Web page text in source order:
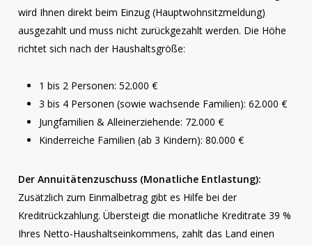
wird Ihnen direkt beim Einzug (Hauptwohnsitzmeldung)
ausgezahlt und muss nicht zurückgezahlt werden. Die Höhe
richtet sich nach der Haushaltsgröße:
1 bis 2 Personen: 52.000 €
3 bis 4 Personen (sowie wachsende Familien): 62.000 €
Jungfamilien & Alleinerziehende: 72.000 €
Kinderreiche Familien (ab 3 Kindern): 80.000 €
Der Annuitätenzuschuss (Monatliche Entlastung):
Zusätzlich zum Einmalbetrag gibt es Hilfe bei der
Kreditrückzahlung. Übersteigt die monatliche Kreditrate 39 %
Ihres Netto-Haushaltseinkommens, zahlt das Land einen